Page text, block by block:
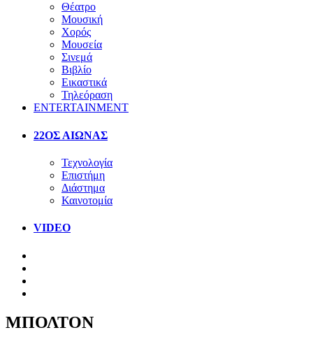
Θέατρο
Μουσική
Χορός
Μουσεία
Σινεμά
Βιβλίο
Εικαστικά
Τηλεόραση
ENTERTAINMENT
22ΟΣ ΑΙΩΝΑΣ
Τεχνολογία
Επιστήμη
Διάστημα
Καινοτομία
VIDEO
ΜΠΟΛΤΟΝ